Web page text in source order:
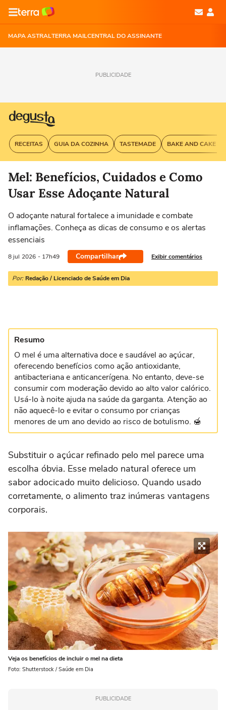
MAPA ASTRALTERRA MAILCENTRAL DO ASSINANTE
PUBLICIDADE
RECEITAS GUIA DA COZINHA TASTEMADE BAKE AND CAKE
Mel: Benefícios, Cuidados e Como
Usar Esse Adoçante Natural
O adoçante natural fortalece a imunidade e combate
inflamações. Conheça as dicas de consumo e os alertas
essenciais
8 jul 2026 - 17h49 Compartilhar Exibir comentários
Por: Redação / Licenciado de Saúde em Dia
Resumo
O mel é uma alternativa doce e saudável ao açúcar,
oferecendo benefícios como ação antioxidante,
antibacteriana e anticancerígena. No entanto, deve-se
consumir com moderação devido ao alto valor calórico.
Usá-lo à noite ajuda na saúde da garganta. Atenção ao
não aquecê-lo e evitar o consumo por crianças
menores de um ano devido ao risco de botulismo. 🍯
Substituir o açúcar refinado pelo mel parece uma
escolha óbvia. Esse melado natural oferece um
sabor adocicado muito delicioso. Quando usado
corretamente, o alimento traz inúmeras vantagens
corporais.
Veja os benefícios de incluir o mel na dieta
Foto: Shutterstock / Saúde em Dia
PUBLICIDADE